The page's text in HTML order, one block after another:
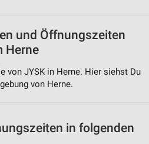
und Öffnungszeiten
Herne
von JYSK in Herne. Hier siehst Du
von Herne.
in folgenden